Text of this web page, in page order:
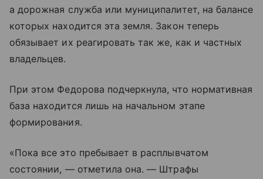
а дорожная служба или муниципалитет, на балансе
которых находится эта земля. Закон теперь
обязывает их реагировать так же, как и частных
владельцев.
При этом Федорова подчеркнула, что нормативная
база находится лишь на начальном этапе
формирования.
«Пока все это пребывает в расплывчатом
состоянии, — отметила она. — Штрафы